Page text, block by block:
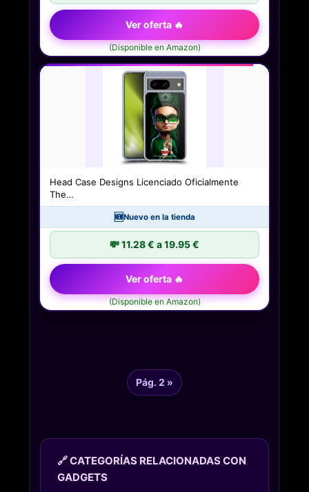
Ver oferta 🔥
(Disponible en Amazon)
Head Case Designs Licenciado Oficialmente
The…
🆕Nuevo en la tienda
💸 11.28 € a 19.95 €
Ver oferta 🔥
(Disponible en Amazon)
Pág. 2 »
🔗 CATEGORÍAS RELACIONADAS CON
GADGETS